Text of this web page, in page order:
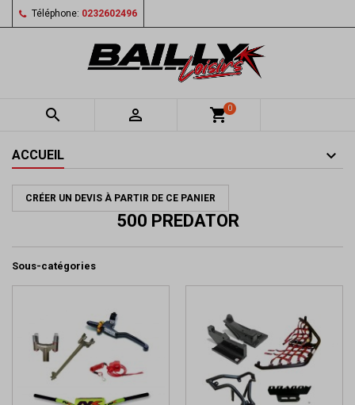
Téléphone: 0232602496
  shopping_cart0
ACCUEIL
CRÉER UN DEVIS À PARTIR DE CE PANIER
500 PREDATOR
Sous-catégories